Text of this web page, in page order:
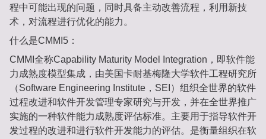
程中可能出现的问题，同时具备主动改善流程，利用新技
术，对流程进行优化的能力。
什么是CMMI5：
CMMI全称Capability Maturity Model Integration，即软件能
力成熟度模型集成，由美国卡耐基梅隆大学软件工程研究所
（Software Engineering Institute，SEI）组织全世界的软件
过程改进和软件开发管理专家研究与开发，并在全世界推广
实施的一种软件能力成熟度评估标准。主要用于指导软件开
发过程的改进和进行软件开发能力的评估。是衡量组织在软